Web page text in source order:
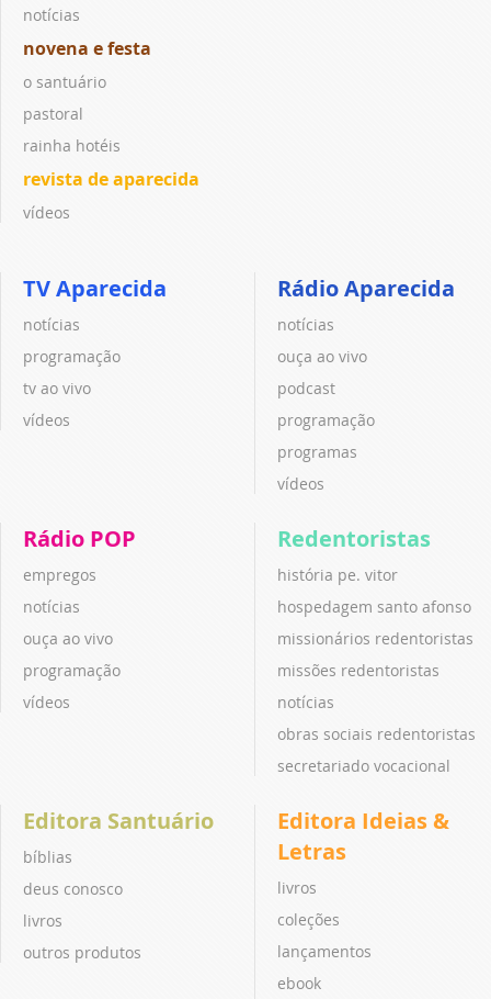
notícias
novena e festa
o santuário
pastoral
rainha hotéis
revista de aparecida
vídeos
TV Aparecida
notícias
programação
tv ao vivo
vídeos
Rádio Aparecida
notícias
ouça ao vivo
podcast
programação
programas
vídeos
Rádio POP
empregos
notícias
ouça ao vivo
programação
vídeos
Redentoristas
história pe. vitor
hospedagem santo afonso
missionários redentoristas
missões redentoristas
notícias
obras sociais redentoristas
secretariado vocacional
Editora Santuário
bíblias
deus conosco
livros
outros produtos
Editora Ideias &
Letras
livros
coleções
lançamentos
ebook